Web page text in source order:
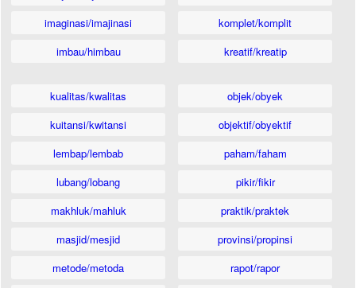
imaginasi/imajinasi
imbau/himbau
komplet/komplit
kreatif/kreatip
kualitas/kwalitas
kuitansi/kwitansi
lembap/lembab
lubang/lobang
makhluk/mahluk
masjid/mesjid
metode/metoda
objek/obyek
objektif/obyektif
paham/faham
pikir/fikir
praktik/praktek
provinsi/propinsi
rapot/rapor